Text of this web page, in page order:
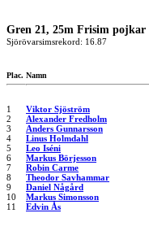
Gren 21, 25m Frisim
Sjörövarsimsrekord: 16.87
Plac. Namn
1 Viktor Sjöström
2
Alexander Fredholm
3
Anders Gunnarsson
4
Linus Holmdahl
5
Leo Iséni
6
Markus Börjesson
7
Robin Carme
8
Theodor Savhammar
9
Daniel Någård
10
Markus Simonsson
11
Edvin Ås